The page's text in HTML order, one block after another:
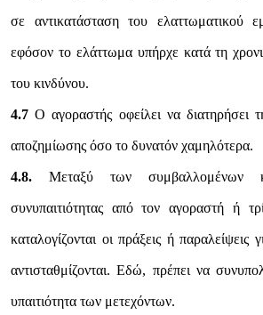
σε αντικατάσταση του ελαττωματικού
εφόσον το ελάττωμα υπήρχε κατά τη
του κινδύνου.
4.7 Ο αγοραστής οφείλει να διατηρήσει
αποζημίωσης όσο το δυνατόν χαμηλότερα.
4.8. Μεταξύ των συμβαλλομένων
συνυπαιτιότητας από τον αγοραστή ή
καταλογίζονται οι πράξεις ή παραλείψεις
αντισταθμίζονται. Εδώ, πρέπει να
υπαιτιότητα των μετεχόντων.